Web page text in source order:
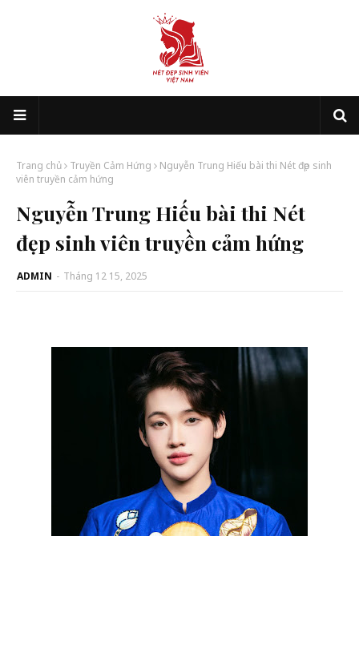
Trang chủ Truyền Cảm Hứng
Nguyễn Trung Hiếu bài thi Nét đẹp sinh
viên truyền cảm hứng
Nguyễn Trung Hiếu bài thi Nét
đẹp sinh viên truyền cảm hứng
ADMIN - Tháng 12 15, 2025